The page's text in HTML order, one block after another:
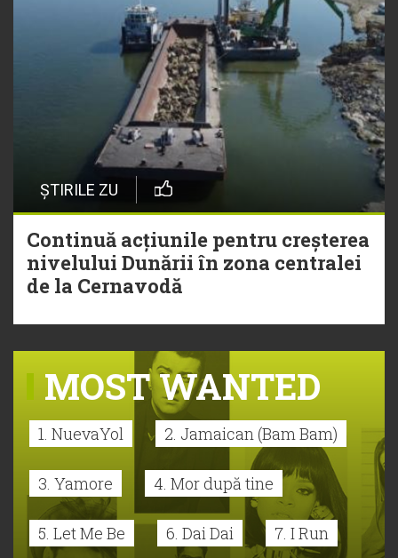
ȘTIRILE ZU
Continuă acțiunile pentru creșterea
nivelului Dunării în zona centralei
de la Cernavodă
MOST WANTED
1. NuevaYol 2. Jamaican (Bam Bam)
3. Yamore 4. Mor după tine
5. Let Me Be 6. Dai Dai 7. I Run